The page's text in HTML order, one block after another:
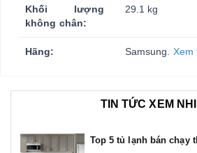
Khối lượng
không chân:
29.1 kg
Hãng: Samsung. Xem
TIN TỨC XEM
Top 5 tủ lạnh bán chạy